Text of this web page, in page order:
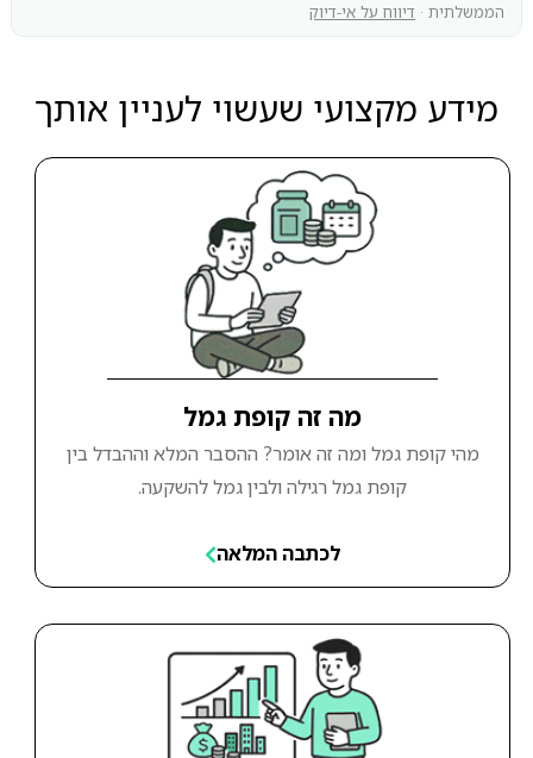
הממשלתית · דיווח על אי-דיוק
מידע מקצועי שעשוי לעניין אותך
מה זה קופת גמל
מהי קופת גמל ומה זה אומר? ההסבר המלא וההבדל בין
קופת גמל רגילה ולבין גמל להשקעה.
לכתבה המלאה